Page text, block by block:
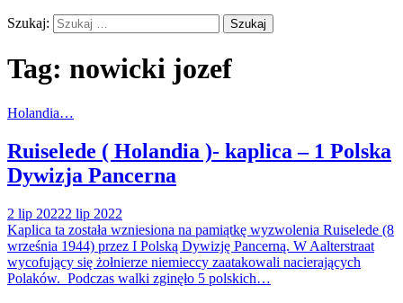
Szukaj:
Tag: nowicki jozef
Holandia…
Ruiselede ( Holandia )- kaplica – 1 Polska
Dywizja Pancerna
2 lip 20222 lip 2022
Kaplica ta została wzniesiona na pamiątkę wyzwolenia Ruiselede (8
września 1944) przez I Polską Dywizję Pancerną. W Aalterstraat
wycofujący się żołnierze niemieccy zaatakowali nacierających
Polaków. Podczas walki zginęło 5 polskich…